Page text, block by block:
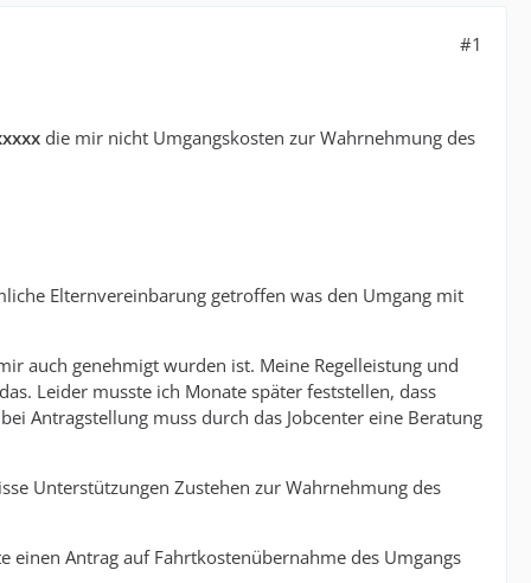
#1
die mir nicht Umgangskosten zur Wahrnehmung des
Elternvereinbarung getroffen was den Umgang mit
auch genehmigt wurden ist. Meine Regelleistung und
Leider musste ich Monate später feststellen, dass
Antragstellung muss durch das Jobcenter eine Beratung
Unterstützungen Zustehen zur Wahrnehmung des
einen Antrag auf Fahrtkostenübernahme des Umgangs